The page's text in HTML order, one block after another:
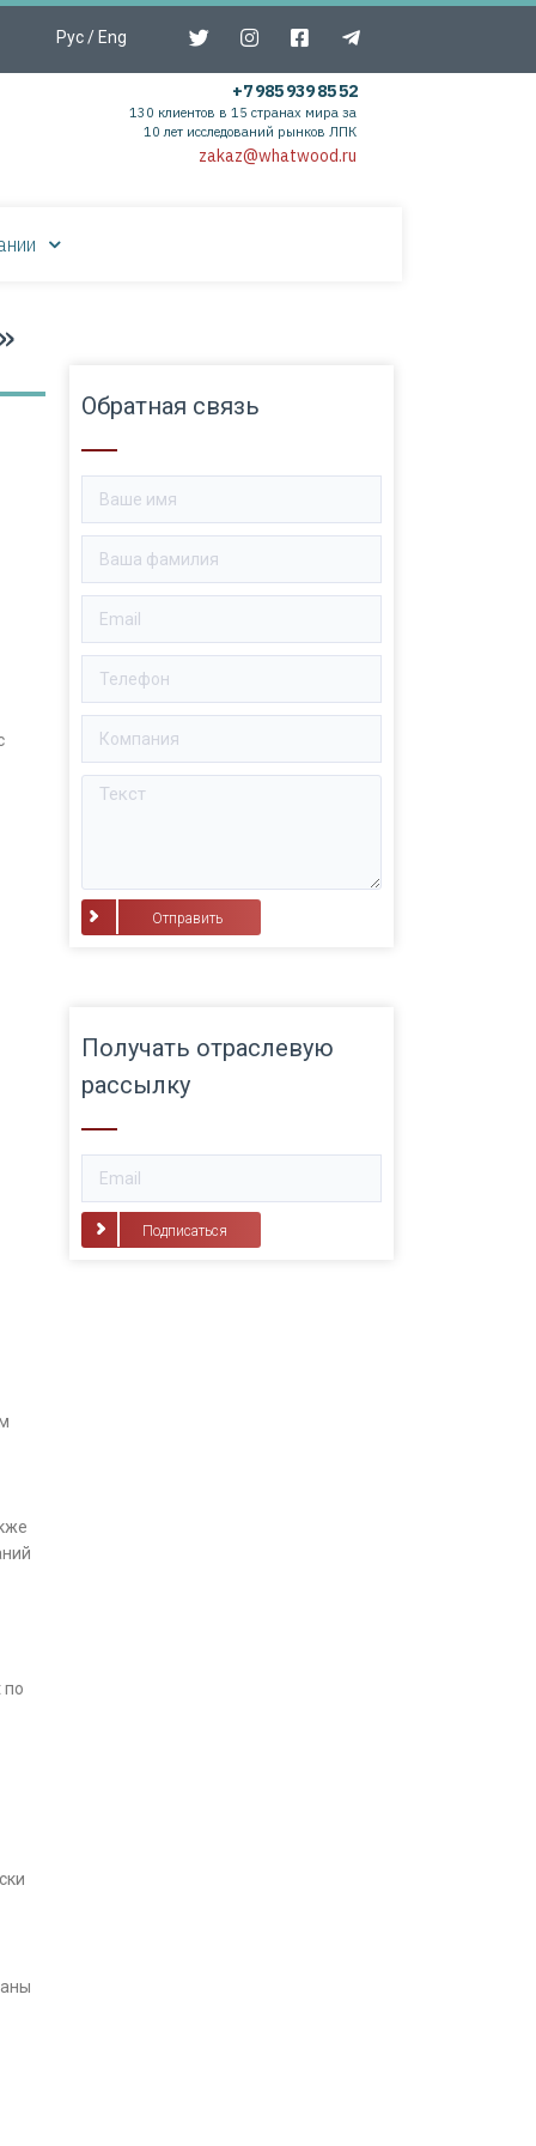
Рус/ Eng
+7 985 939 85 52
130 клиентов в 15 странах мира за
10 лет исследований рынков ЛПК
zakaz@whatwood.ru
по
Обратная связь
⠀Отправить⠀
Получать отраслевую
рассылку
Подписаться